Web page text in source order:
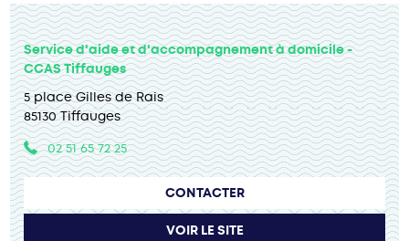
Service d'aide et d'accompagnement à domicile -
CCAS Tiffauges
5 place Gilles de Rais
85130 Tiffauges
02 51 65 72 25
CONTACTER
VOIR LE SITE